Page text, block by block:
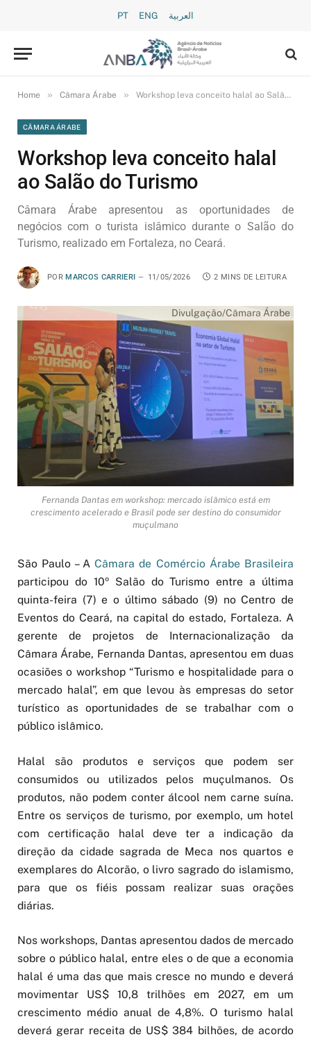
PT ENG العربية
Home » Câmara Árabe » Workshop leva conceito halal ao Salão do Turismo
CÂMARA ÁRABE
Workshop leva conceito halal
ao Salão do Turismo
Câmara Árabe apresentou as oportunidades de
negócios com o turista islâmico durante o Salão do
Turismo, realizado em Fortaleza, no Ceará.
POR MARCOS CARRIERI 11/05/2026 2 MINS DE LEITURA
Divulgação/Câmara Árabe
Fernanda Dantas em workshop: mercado islâmico está em
crescimento acelerado e Brasil pode ser destino do consumidor
muçulmano
São Paulo – A Câmara de Comércio Árabe Brasileira
participou do 10º Salão do Turismo entre a última
quinta-feira (7) e o último sábado (9) no Centro de
Eventos do Ceará, na capital do estado, Fortaleza. A
gerente de projetos de Internacionalização da
Câmara Árabe, Fernanda Dantas, apresentou em duas
ocasiões o workshop “Turismo e hospitalidade para o
mercado halal”, em que levou às empresas do setor
turístico as oportunidades de se trabalhar com o
público islâmico.
Halal são produtos e serviços que podem ser
consumidos ou utilizados pelos muçulmanos. Os
produtos, não podem conter álcool nem carne suína.
Entre os serviços de turismo, por exemplo, um hotel
com certificação halal deve ter a indicação da
direção da cidade sagrada de Meca nos quartos e
exemplares do Alcorão, o livro sagrado do islamismo,
para que os fiéis possam realizar suas orações
diárias.
Nos workshops, Dantas apresentou dados de mercado
sobre o público halal, entre eles o de que a economia
halal é uma das que mais cresce no mundo e deverá
movimentar US$ 10,8 trilhões em 2027, em um
crescimento médio anual de 4,8%. O turismo halal
deverá gerar receita de US$ 384 bilhões, de acordo